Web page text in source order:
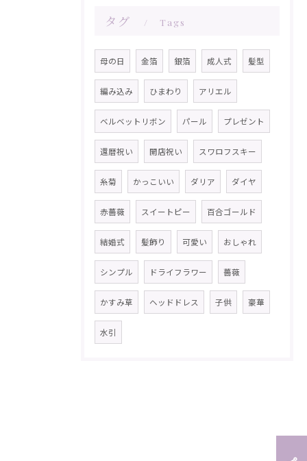
タグ Tags
母の日 金箔 銀箔 成人式 髪型
編み込み ひまわり アリエル
ベルベットリボン パール プレゼント
還暦祝い 開店祝い スワロフスキー
糸菊 かっこいい ダリア ダイヤ
赤薔薇 スイートピー 百合ゴールド
結婚式 髪飾り 可愛い おしゃれ
シンプル ドライフラワー 薔薇
かすみ草 ヘッドドレス 子供 豪華
水引